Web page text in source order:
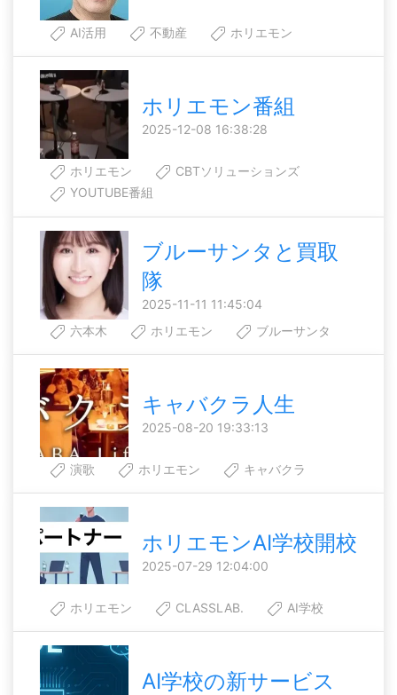
AI活用 不動産 ホリエモン
ホリエモン番組
2025-12-08 16:38:28
ホリエモン
CBTソリューションズ
YOUTUBE番組
ブルーサンタと買取
隊
2025-11-11 11:45:04
六本木
ホリエモン ブルーサンタ
キャバクラ人生
2025-08-20 19:33:13
演歌 ホリエモン キャバクラ
ホリエモンAI学校開校
2025-07-29 12:04:00
ホリエモン CLASSLAB. AI学校
AI学校の新サービス